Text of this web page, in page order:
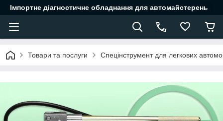
Імпортне діагностичне обладнання для автомайстерень
Товари та послуги Спецінструмент для легкових